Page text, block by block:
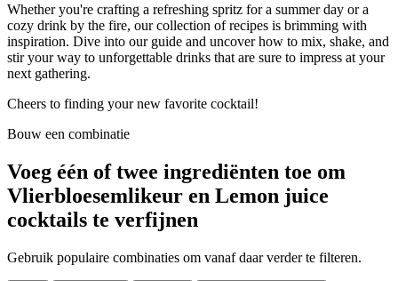
Whether you're crafting a refreshing spritz for a summer day or a
cozy drink by the fire, our collection of recipes is brimming with
inspiration. Dive into our guide and uncover how to mix, shake, and
stir your way to unforgettable drinks that are sure to impress at your
next gathering.
Cheers to finding your new favorite cocktail!
Bouw een combinatie
Voeg één of twee ingrediënten toe om
Vlierbloesemlikeur en Lemon juice
cocktails te verfijnen
Gebruik populaire combinaties om vanaf daar verder te filteren.